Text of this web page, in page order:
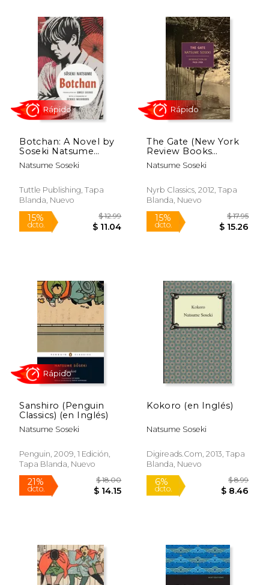
15% 15%
Botchan: A Novel by
Soseki Natsume
(Tuttle Classics) (en
Inglés)
Natsume Soseki
Tuttle Publishing, Tapa
Blanda, Nuevo
15%
Rápido
The Gate (New York
Review Books
Classics) (en Inglés)
Natsume Soseki
Nyrb Classics, 2012, Tapa
Blanda, Nuevo
Rápido
Sanshiro (Penguin
Classics) (en Inglés)
Natsume Soseki
Penguin, 2009, 1 Edición,
Tapa Blanda, Nuevo
Kokoro (en Inglés)
Natsume Soseki
Digireads.com, 2013, Tapa
Blanda, Nuevo